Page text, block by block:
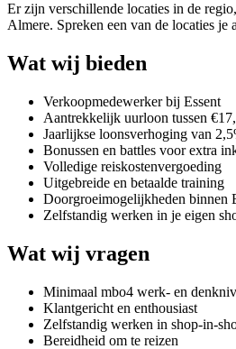
Er zijn verschillende locaties in de
Almere. Spreken een van de locaties je
Wat wij bieden
Verkoopmedewerker bij Essent
Aantrekkelijk uurloon tussen
Jaarlijkse loonsverhoging van
Bonussen en battles voor extra
Volledige reiskostenvergoeding
Uitgebreide en betaalde training
Doorgroeimogelijkheden binnen
Zelfstandig werken in je eigen
Wat wij vragen
Minimaal mbo4 werk- en
Klantgericht en enthousiast
Zelfstandig werken in shop-in-
Bereidheid om te reizen